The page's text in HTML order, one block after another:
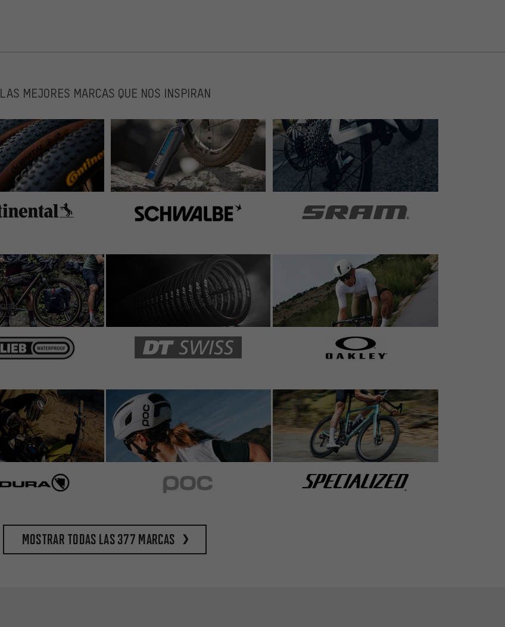
LAS MEJORES MARCAS QUE NOS INSPIRAN
Mostrar todas las 377 marcas